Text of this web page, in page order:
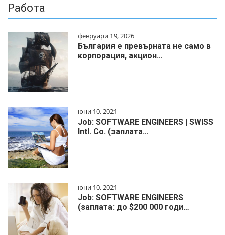
Работа
февруари 19, 2026
България е превърната не само в
корпорация, акцион…
юни 10, 2021
Job: SOFTWARE ENGINEERS | SWISS
Intl. Co. (заплата…
юни 10, 2021
Job: SOFTWARE ENGINEERS
(заплата: до $200 000 годи…